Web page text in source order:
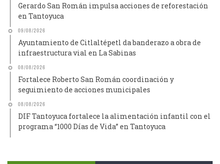
Gerardo San Román impulsa acciones de reforestación
en Tantoyuca
09/08/2026
Ayuntamiento de Citlaltépetl da banderazo a obra de
infraestructura vial en La Sabinas
08/08/2026
Fortalece Roberto San Román coordinación y
seguimiento de acciones municipales
08/08/2026
DIF Tantoyuca fortalece la alimentación infantil con el
programa “1000 Días de Vida” en Tantoyuca